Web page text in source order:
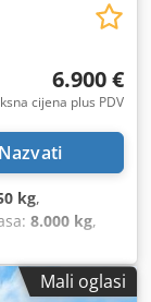
6.900 €
cijena plus PDV
Nazvati
kg,
8.000 kg,
kilometri:
kabina:drugo,
Mali oglasi